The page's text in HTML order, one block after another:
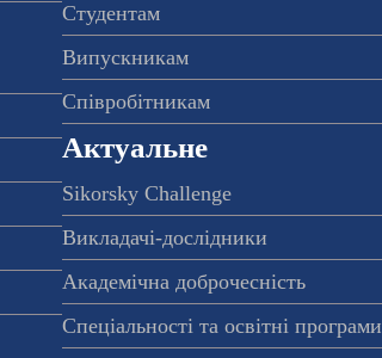
Студентам
Випускникам
Співробітникам
Актуальне
Sikorsky Challenge
Викладачі-дослідники
Академічна доброчесність
Спеціальності та освітні програми